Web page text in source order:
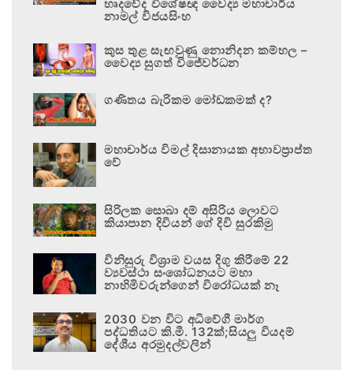
හෘදවේද විශේෂඥ වෛද්‍ය මහාචාර්ය
නාමල් විජයසිංහ
කුස තුළ සැඟවුණු නොනිදන කම්හල –
වෛද්‍ය සුගත් විජේවර්ධන
ගණිතය බැරිකම මෝඩකමක් ද?
මහාචාර්ය විමල් දිසානායක අභාවප්‍රාප්ත
වේ
සිරිලක සොබා දම් අසිරිය ලොවට
කියාපාන දිවියන් ගේ දිවි සුරකිමු
විනිසුරු විශ්‍රාම වයස දිගු කිරීමේ 22
ව්‍යවස්ථා සංශෝධනයට මහා
නාහිමිවරුන්ගෙන් විරෝධයක් නෑ
2030 වන විට අධිවේගී මාර්ග
පද්ධතියට කි.මී. 132ක්;සියලු වියදම්
දේශීය අරමුදල්වලින්